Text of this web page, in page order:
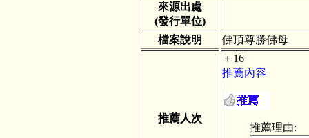
來源出處
(發行單位)
檔案說明
佛頂尊勝佛母
推薦人次
＋16
推薦內容
推薦理由: